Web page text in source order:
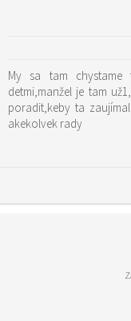
My sa tam chystame
detmi,manžel je tam
poradit,keby ta
akekolvek rady